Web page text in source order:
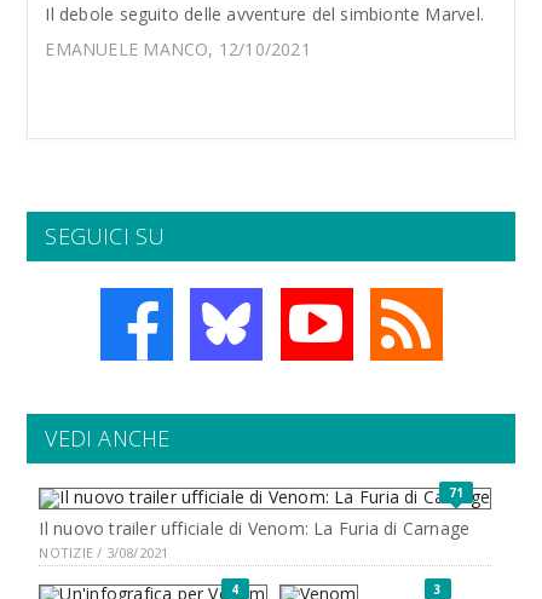
Il debole seguito delle avventure del simbionte Marvel.
EMANUELE MANCO, 12/10/2021
SEGUICI SU
VEDI ANCHE
71
Il nuovo trailer ufficiale di Venom: La Furia di Carnage
NOTIZIE / 3/08/2021
4 3